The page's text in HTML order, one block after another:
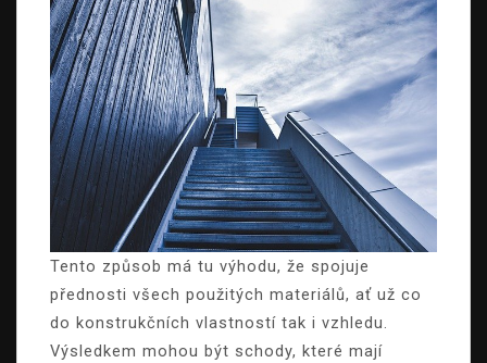
Tento způsob má tu výhodu, že spojuje
přednosti všech použitých materiálů, ať už co
do konstrukčních vlastností tak i vzhledu.
Výsledkem mohou být schody, které mají